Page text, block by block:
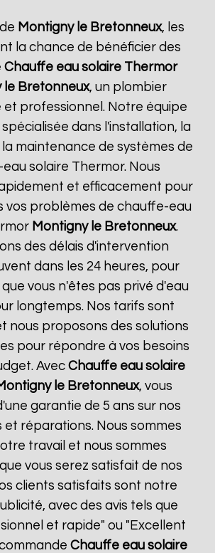
Montigny le Bretonneux, les
la chance de bénéficier des
Chauffe eau solaire Thermor
le Bretonneux, un plombier
professionnel. Notre équipe
dans l'installation, la
maintenance de systèmes de
solaire Thermor. Nous
et efficacement pour
vos problèmes de chauffe-eau
Montigny le Bretonneux.
des délais d'intervention
dans les 24 heures, pour
vous n'êtes pas privé d'eau
longtemps. Nos tarifs sont
nous proposons des solutions
pour répondre à vos besoins
AvecChauffe eau solaire
le Bretonneux, vous
garantie de 5 ans sur nos
et réparations. Nous sommes
travail et nous sommes
vous serez satisfait de nos
clients satisfaits sont notre
avec des avis tels que
et rapide" ou "Excellent
Chauffe eau solaire